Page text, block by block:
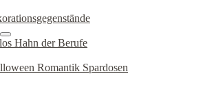
Hahn der Berufe
Romantik Spardosen